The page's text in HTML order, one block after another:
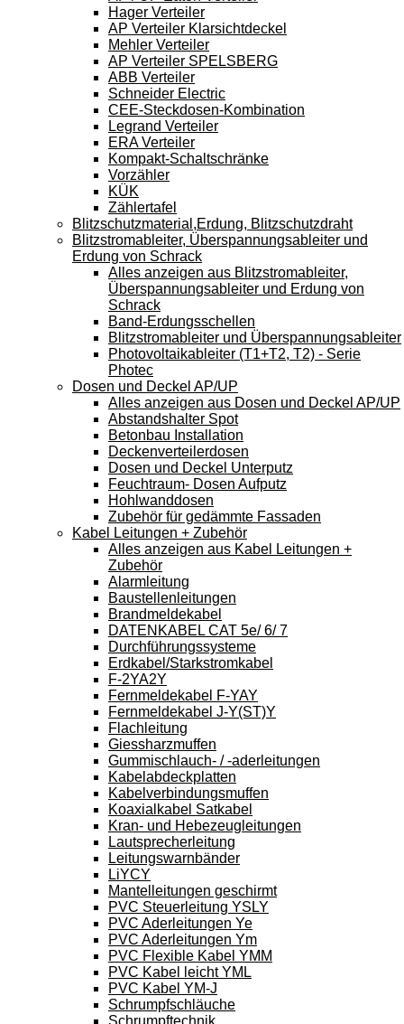
Hager Verteiler
AP Verteiler Klarsichtdeckel
Mehler Verteiler
AP Verteiler SPELSBERG
ABB Verteiler
Schneider Electric
CEE-Steckdosen-Kombination
Legrand Verteiler
ERA Verteiler
Kompakt-Schaltschränke
Vorzähler
KÜK
Zählertafel
Blitzschutzmaterial,Erdung, Blitzschutzdraht
Blitzstromableiter, Überspannungsableiter und
Erdung von Schrack
Alles anzeigen aus Blitzstromableiter,
Überspannungsableiter und Erdung von
Schrack
Band-Erdungsschellen
Blitzstromableiter und Überspannungsableiter
Photovoltaikableiter (T1+T2, T2) - Serie
Photec
Dosen und Deckel AP/UP
Alles anzeigen aus Dosen und Deckel AP/UP
Abstandshalter Spot
Betonbau Installation
Deckenverteilerdosen
Dosen und Deckel Unterputz
Feuchtraum- Dosen Aufputz
Hohlwanddosen
Zubehör für gedämmte Fassaden
Kabel Leitungen + Zubehör
Alles anzeigen aus Kabel Leitungen +
Zubehör
Alarmleitung
Baustellenleitungen
Brandmeldekabel
DATENKABEL CAT 5e/ 6/ 7
Durchführungssysteme
Erdkabel/Starkstromkabel
F-2YA2Y
Fernmeldekabel F-YAY
Fernmeldekabel J-Y(ST)Y
Flachleitung
Giessharzmuffen
Gummischlauch- / -aderleitungen
Kabelabdeckplatten
Kabelverbindungsmuffen
Koaxialkabel Satkabel
Kran- und Hebezeugleitungen
Lautsprecherleitung
Leitungswarnbänder
LiYCY
Mantelleitungen geschirmt
PVC Steuerleitung YSLY
PVC Aderleitungen Ye
PVC Aderleitungen Ym
PVC Flexible Kabel YMM
PVC Kabel leicht YML
PVC Kabel YM-J
Schrumpfschläuche
Schrumpftechnik